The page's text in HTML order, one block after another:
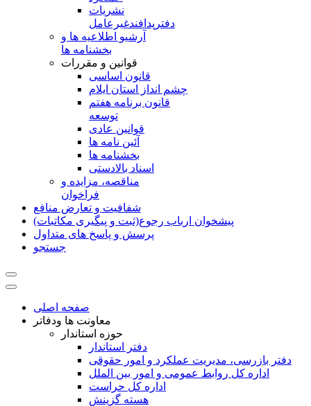
نشريات
دفترپدافندغيرعامل
آرشیو اطلاعیه ها و
بخشنامه ها
قوانین و مقررات
قانون اساسی
چشم انداز استان ایلام
قانون برنامه هفتم
توسعه
قوانین عادی
آئین نامه ها
بخشنامه ها
اسناد بالادستی
مناقصه، مزایده و
فراخوان
شفافیت و تعارض منافع
پیشخوان ارباب رجوع(ثبت و پیگیری مکاتبات)
پرسش و پاسخ های متداول
جستجو
صفحه اصلی
معاونت ها ودفاتر
حوزه استاندار
دفتر استاندار
دفتر بازرسی، مدیریت عملکرد و امور حقوقی
اداره کل روابط عمومی و امور بین الملل
اداره کل حراست
هسته گزینش